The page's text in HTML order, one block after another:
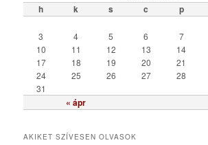
ó
r
h k s c p
« ápr
3
4 5 6 7
10
11 12 13 14
17
18 19 20 21
24
25 26 27 28
31
AKIKET SZÍVESEN OLVASOK